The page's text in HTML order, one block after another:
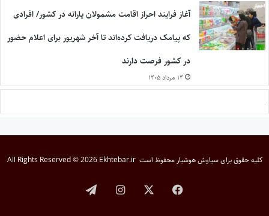
آغاز فرایند احراز اقامت مشمولان یارانه در کشور/ افرادی
که پیامک دریافت کرده‌اند تا آخر شهریور برای اعلام حضور
در کشور فرصت دارند
۱۴ مرداد ۱۴۰۵
کلیه حقوق برایسیاوش هوشیار محفوظ است All Rights Reserved © 2026 Ekhtebar.ir